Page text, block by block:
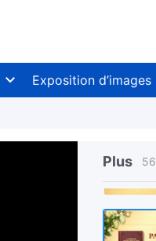
Exposition d’images
Plus 56